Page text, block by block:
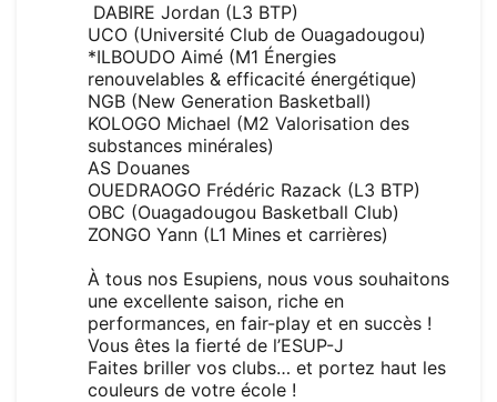
DABIRE Jordan (L3 BTP)
UCO (Université Club de Ouagadougou)
*ILBOUDO Aimé (M1 Énergies
renouvelables & efficacité énergétique)
NGB (New Generation Basketball)
KOLOGO Michael (M2 Valorisation des
substances minérales)
AS Douanes
OUEDRAOGO Frédéric Razack (L3 BTP)
OBC (Ouagadougou Basketball Club)
ZONGO Yann (L1 Mines et carrières)
À tous nos Esupiens, nous vous souhaitons
une excellente saison, riche en
performances, en fair-play et en succès !
Vous êtes la fierté de l’ESUP-J
Faites briller vos clubs… et portez haut les
couleurs de votre école !